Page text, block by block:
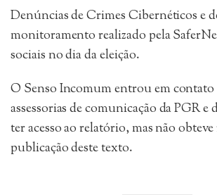
Denúncias de Crimes Cibernéticos e
monitoramento realizado pela
sociais no dia da eleição.
O Senso Incomum entrou em contato
assessorias de comunicação da PGR e
ter acesso ao relatório, mas não obteve
publicação deste texto.